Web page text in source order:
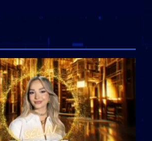
zëvendësonit njëri-tjetrin?